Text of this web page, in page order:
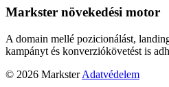
Markster növekedési motor
A domain mellé pozicionálást,
kampányt és konverziókövetést is
© 2026 Markster Adatvédelem